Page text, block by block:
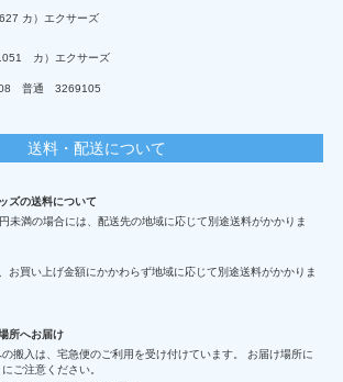
カ）エクサーズ
カ）エクサーズ
008 普通 3269105
送料・配送について
ズの送料について
未満の場合には、配送先の地域に応じて別途送料がかかりま
お買い上げ金額にかかわらず地域に応じて別途送料がかかりま
所へお届け
搬入は、宅急便のご利用を受け付けています。 お届け場所に
ご注意ください。